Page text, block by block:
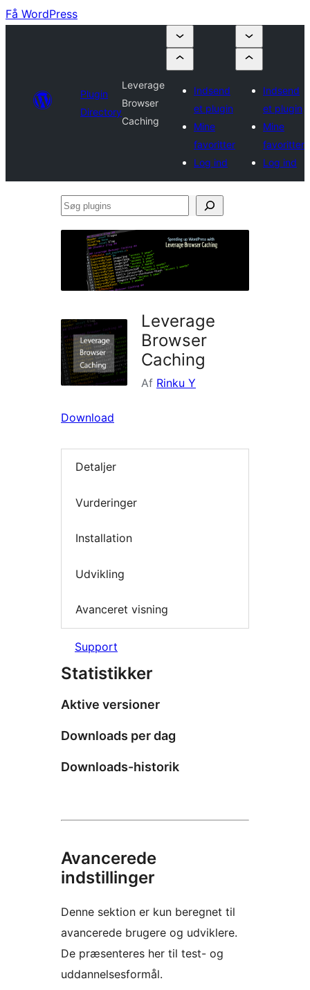
Få WordPress
Plugin
Directory
Leverage
Browser
Caching
Indsend
et plugin
Mine
favoritter
Log ind
Indsend
et plugin
Mine
favoritter
Log ind
Søg
Leverage
Browser
Caching
Af Rinku Y
Download
Detaljer
Vurderinger
Installation
Udvikling
Avanceret visning
Support
Statistikker
Aktive versioner
Downloads per dag
Downloads-historik
Avancerede
indstillinger
Denne sektion er kun beregnet til
avancerede brugere og udviklere.
De præsenteres her til test- og
uddannelsesformål.